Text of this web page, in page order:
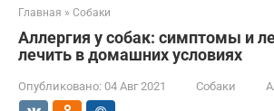
Главная » Собаки
Аллергия у собак: симптомы и
лечить в домашних условиях
Опубликовано: 04 Авг 2021 Собаки